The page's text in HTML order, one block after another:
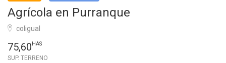
Agrícola en Purranque
coligual
75,60 HAS
SUP. TERRENO